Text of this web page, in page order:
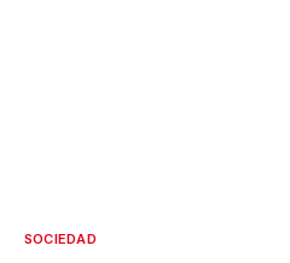
SOCIEDAD